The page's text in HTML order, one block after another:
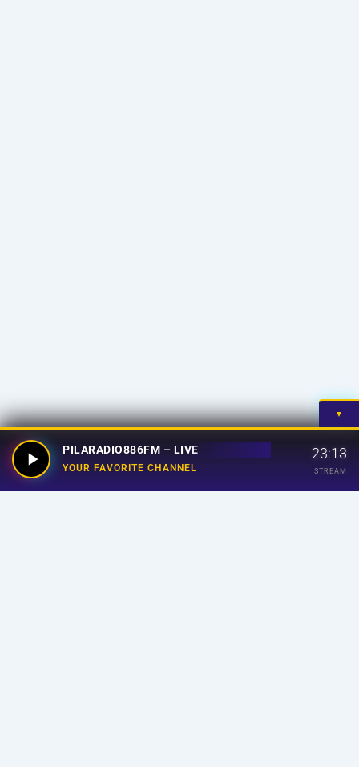
▼
PILARADIO886FM – LIVE
YOUR FAVORITE CHANNEL
23:13
STREAM